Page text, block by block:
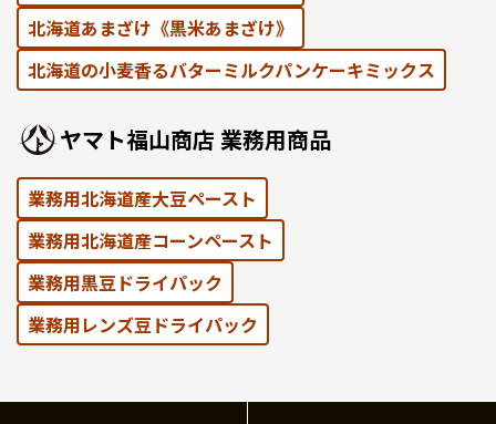
北海道あまざけ《黒⽶あまざけ》
北海道の⼩⻨⾹るバターミルクパンケーキミックス
ヤマト福⼭商店 業務⽤商品
業務用北海道産大豆ペースト
業務用北海道産コーンペースト
業務⽤黒⾖ドライパック
業務⽤レンズ⾖ドライパック